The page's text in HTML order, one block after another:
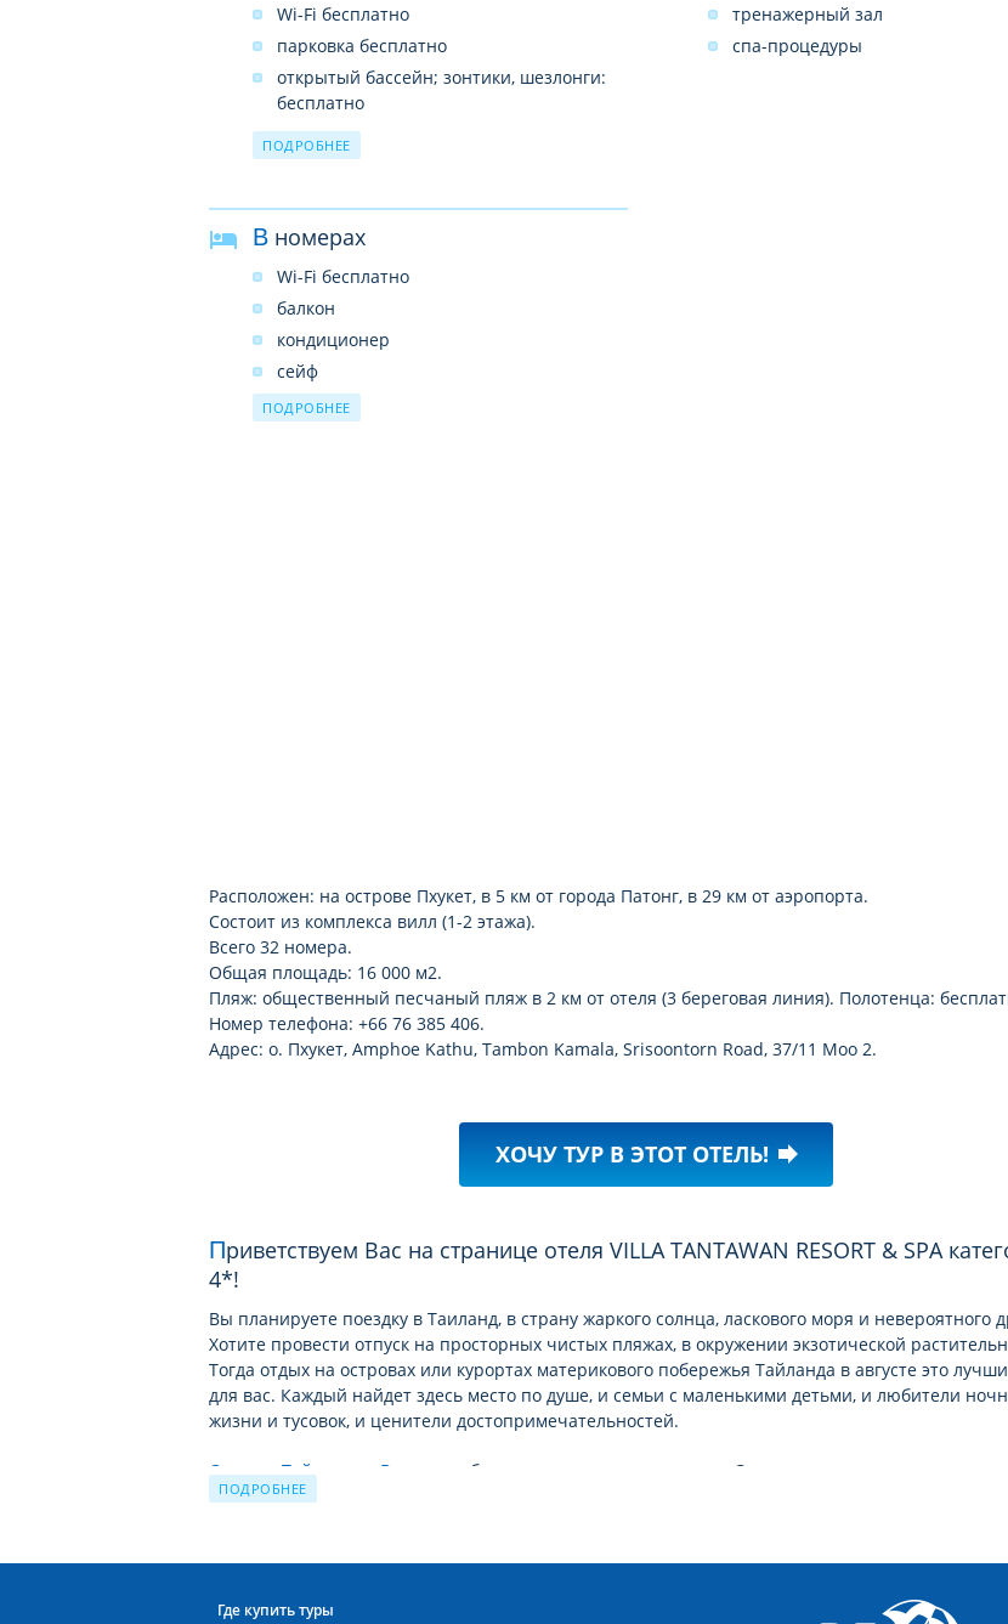
Wi-Fi бесплатно
парковка бесплатно
открытый бассейн; зонтики, шезлонги:
бесплатно
ресторан
прачечная
камера хранения багажа
ПОДРОБНЕЕ
тренажерный зал
спа-процедуры
В номерах
Wi-Fi бесплатно
балкон
кондиционер
сейф
ТВ
ПОДРОБНЕЕ
Расположен: на острове Пхукет, в 5 км от города Патонг, в 29 км от аэропорта.
Состоит из комплекса вилл (1-2 этажа).
Всего 32 номера.
Общая площадь: 16 000 м2.
Пляж: общественный песчаный пляж в 2 км от отеля (3 береговая линия). Полотенца:
Номер телефона: +66 76 385 406.
Адрес: о. Пхукет, Amphoe Kathu, Tambon Kamala, Srisoontorn Road, 37/11 Moo 2.
ХОЧУ ТУР В ЭТОТ ОТЕЛЬ! forward
Приветствуем Вас на странице отеля VILLA TANTAWAN RESORT & SPA категории
4*!
Вы планируете поездку в Таиланд, в страну жаркого солнца, ласкового моря и невероятного
Хотите провести отпуск на просторных чистых пляжах, в окружении экзотической
Тогда отдых на островах или курортах материкового побережья Тайланда в августe это
для вас. Каждый найдет здесь место по душе, и семьи с маленькими детьми, и любители
жизни и тусовок, и ценители достопримечательностей.
Отдых в Тайланде c Велл
– это бесконечные песчаные пляжи Сиамского залива и тысячи
островов Андаманского моря, это сочные фрукты, кокосы, дары моря и улыбки местных
ПОДРОБНЕЕ
Где купить туры